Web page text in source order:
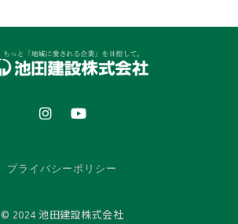
プライバシーポリシー
© 2024 池田建設株式会社